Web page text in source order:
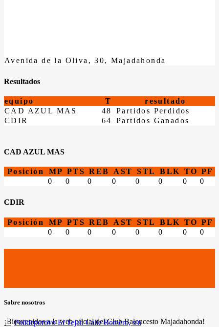
Avenida de la Oliva, 30, Majadahonda
Resultados
equipo T
resultado
CAD AZUL MAS
48
Partidos Perdidos
CDIR
64 Partidos Ganados
CAD AZUL MAS
Posición MP PTS REB AST STL BLK TO PF
0
0 0 0 0 0 0 0
CDIR
Posición MP PTS REB AST STL BLK TO PF
0
0 0 0 0 0 0 0
Sobre nosotros
¡Bienvenidos a la web oficial del Club Baloncesto Majadahonda!
Polideportivo El Tejar. Calle Romero, s/n